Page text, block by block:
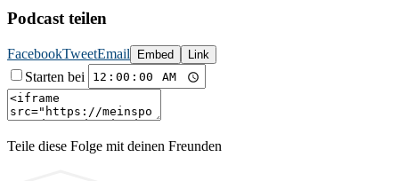
Podcast teilen
FacebookTweetEmail Embed Link
Starten bei
Teile diese Folge mit deinen Freunden